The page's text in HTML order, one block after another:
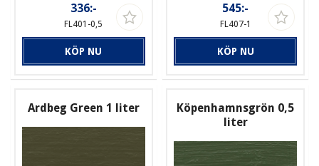
336:-
FL401-0,5
KÖP NU
545:-
FL407-1
KÖP NU
Ardbeg Green 1 liter
Köpenhamnsgrön 0,5
liter